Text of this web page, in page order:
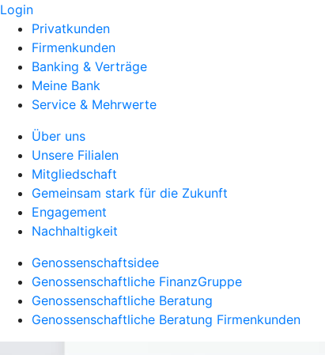
Login
Privatkunden
Firmenkunden
Banking & Verträge
Meine Bank
Service & Mehrwerte
Über uns
Unsere Filialen
Mitgliedschaft
Gemeinsam stark für die Zukunft
Engagement
Nachhaltigkeit
Genossenschaftsidee
Genossenschaftliche FinanzGruppe
Genossenschaftliche Beratung
Genossenschaftliche Beratung Firmenkunden